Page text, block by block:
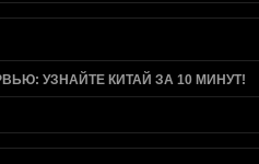
УЗНАЙТЕ КИТАЙ ЗА 10 МИНУТ!